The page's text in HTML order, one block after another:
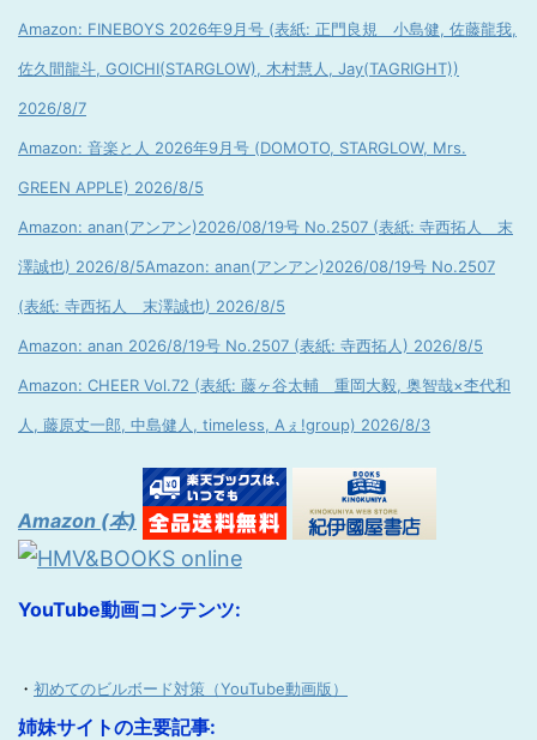
Amazon: FINEBOYS 2026年9月号 (表紙: 正門良規 小島健, 佐藤龍我,
佐久間龍斗, GOICHI(STARGLOW), 木村慧人, Jay(TAGRIGHT))
2026/8/7
Amazon: 音楽と人 2026年9月号 (DOMOTO, STARGLOW, Mrs.
GREEN APPLE) 2026/8/5
Amazon: anan(アンアン)2026/08/19号 No.2507 (表紙: 寺西拓人 末
澤誠也) 2026/8/5Amazon: anan(アンアン)2026/08/19号 No.2507
(表紙: 寺西拓人 末澤誠也) 2026/8/5
Amazon: anan 2026/8/19号 No.2507 (表紙: 寺西拓人) 2026/8/5
Amazon: CHEER Vol.72 (表紙: 藤ヶ谷太輔 重岡大毅, 奥智哉×杢代和
人, 藤原丈一郎, 中島健人, timeless, Aぇ!group) 2026/8/3
Amazon (本)
YouTube動画コンテンツ:
・ 初めてのビルボード対策（YouTube動画版）
姉妹サイトの主要記事: